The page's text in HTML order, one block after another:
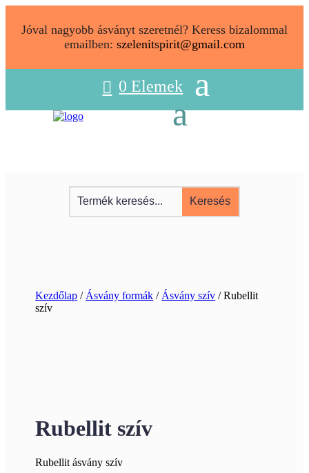
Jóval nagyobb ásványt szeretnél? Keress bizalommal
emailben: szelenitspirit@gmail.com
0 Elemek
Kezdőlap / Ásvány formák / Ásvány szív / Rubellit
szív
Rubellit szív
Rubellit ásvány szív